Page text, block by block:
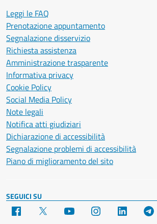
Leggi le FAQ
Prenotazione appuntamento
Segnalazione disservizio
Richiesta assistenza
Amministrazione trasparente
Informativa privacy
Cookie Policy
Social Media Policy
Note legali
Notifica atti giudiziari
Dichiarazione di accessibilità
Segnalazione problemi di accessibilità
Piano di miglioramento del sito
SEGUICI SU
Facebook YouTube Instagram LinkedIn